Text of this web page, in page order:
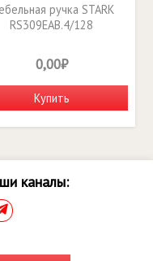
ручка STARK
RS309EAB.4/128
0,00₽
Купить
каналы: